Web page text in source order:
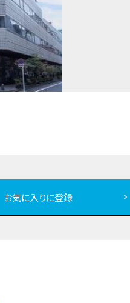
お気に入りに登録